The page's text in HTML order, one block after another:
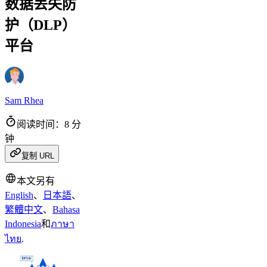
数据丢失防
护（DLP）
平台
Sam Rhea
阅读时间：8 分
钟
复制 URL
本文另有
English、 日本語、
繁體中文、 Bahasa
Indonesia和ภาษา
ไทย.